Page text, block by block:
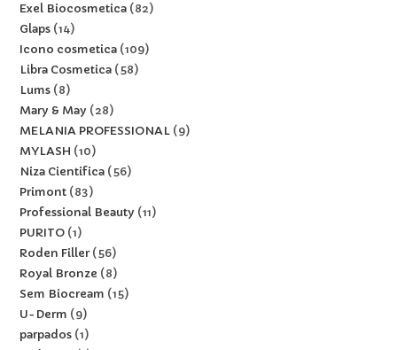
Exel Biocosmetica 82
Glaps 14
Icono cosmetica 109
Libra Cosmetica 58
Lums 8
Mary & May
28
MELANIA PROFESSIONAL 9
MYLASH
10
Niza Cientifica 56
Primont 83
Professional Beauty
11
PURITO 1
Roden Filler 56
Royal Bronze
8
Sem Biocream
15
U-Derm
9
parpados 1